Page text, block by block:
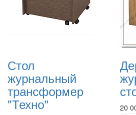
Стол
журнальный
трансформер
"Техно" 20